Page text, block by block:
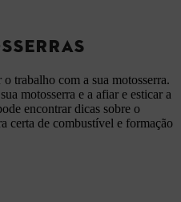
trabalho com a sua motosserra.
motosserra e a afiar e esticar a
encontrar dicas sobre o
certa de combustível e formação